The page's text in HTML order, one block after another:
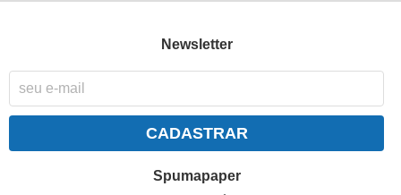
Newsletter
CADASTRAR
Spumapaper